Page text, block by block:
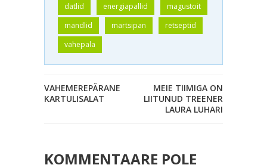
datlid energiapallid
magustoit
mandlid
martsipan
retseptid
vahepala
VAHEMEREPÄRANE
KARTULISALAT
MEIE TIIMIGA ON
LIITUNUD TREENER
LAURA LUHARI
KOMMENTAARE POLE